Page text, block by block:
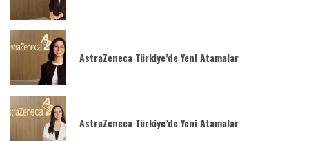
AstraZeneca Türkiye’de Yeni Atamalar
AstraZeneca Türkiye’de Yeni Atamalar